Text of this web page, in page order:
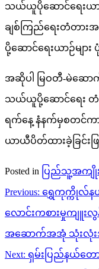
သယ်ယူပိုဆောင်ရေးယာ
ချစ်ကြည်ရေးတံတားအ
ပို့ဆောင်ရေးယာဉ်မျာ
အဆိုပါ မြဝတီ-မဲ​ဆော
သယ်ယူပို့​ဆောင်​ရေး တံ
ရက်နေ့ နံနက်မှစတင်ကာ
ယာယီပိတ်ထားခဲ့ခြင်း
Posted in ပြည်သူ့အကျို
Post
navigation
Previous: ရွှေကုက္ကိုလ်န
လောင်းကစားမှုကျူး
အဆောက်အအုံ သုံးလုံးအ
Next: ရှမ်းပြည်နယ်တေ